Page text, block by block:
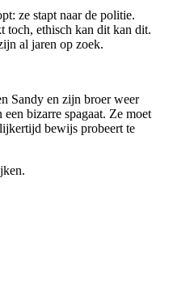
ze stapt naar de politie.
toch, ethisch kan dit kan dit.
al jaren op zoek.
Sandy en zijn broer weer
bizarre spagaat. Ze moet
bewijs probeert te